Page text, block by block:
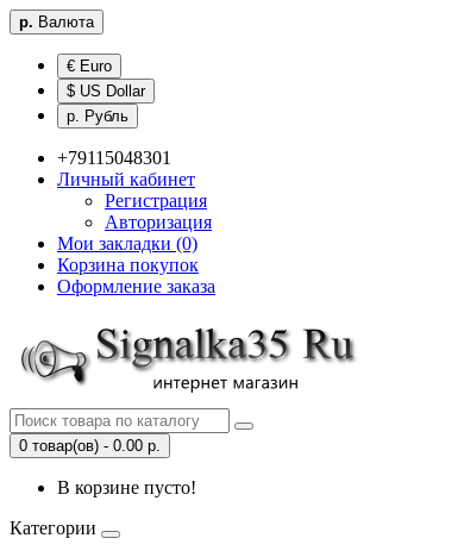
р. Валюта
€ Euro
$ US Dollar
р. Рубль
+79115048301
Личный кабинет
Регистрация
Авторизация
Мои закладки (0)
Корзина покупок
Оформление заказа
0 товар(ов) - 0.00 р.
В корзине пусто!
Категории